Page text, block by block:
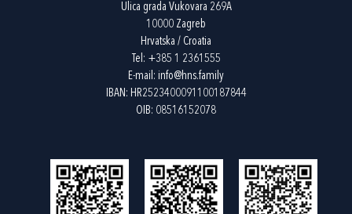
Ulica grada Vukovara 269A
10000 Zagreb
Hrvatska / Croatia
Tel: +385 1 2361555
E-mail: info@hns.family
IBAN: HR2523400091100187844
OIB: 08516152078